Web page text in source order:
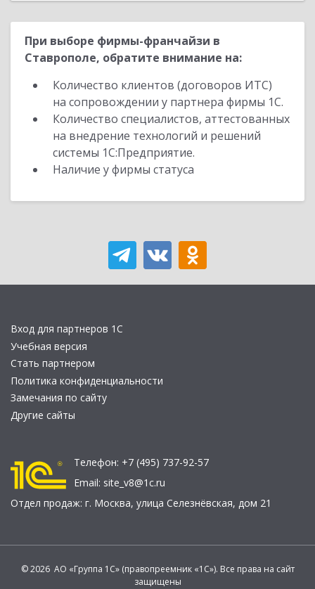
При выборе фирмы-франчайзи в
Ставрополе, обратите внимание на:
Количество клиентов (договоров ИТС)
на сопровождении у партнера фирмы 1С.
Количество специалистов, аттестованных
на внедрение технологий и решений
системы 1С:Предприятие.
Наличие у фирмы статуса
Вход для партнеров 1С
Учебная версия
Стать партнером
Политика конфиденциальности
Замечания по сайту
Другие сайты
Телефон: +7 (495) 737-92-57
Email: site_v8@1c.ru
Отдел продаж: г. Москва, улица Селезнёвская, дом 21
© 2026 АО «Группа 1С» (правопреемник «1С»). Все права на сайт
защищены